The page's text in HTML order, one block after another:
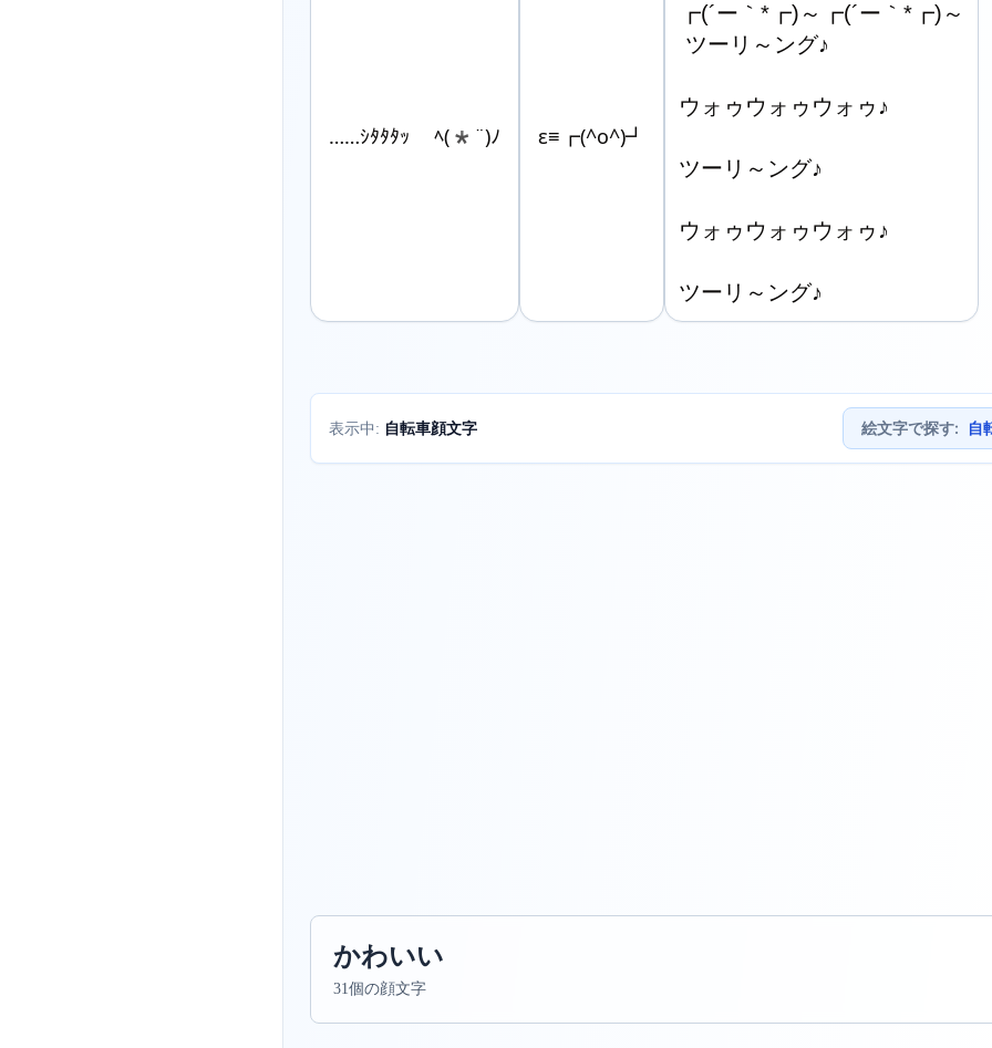
……ｼﾀﾀﾀｯ ﾍ(*¨)ﾉ ε≡┏(^o^)┛
┏(´ー｀*┏)～┏(´ー｀*┏)～
ツーリ～ング♪
ウォゥウォゥウォゥ♪
ツーリ～ング♪
ウォゥウォゥウォゥ♪
表示中: 自転車顔文字 絵文字で探す: 自
かわいい
31個の顔文字